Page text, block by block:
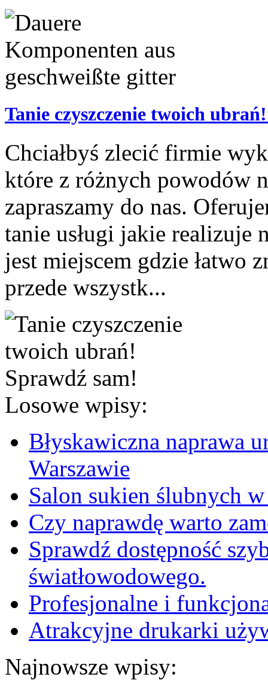
Tanie czyszczenie twoich
Chciałbyś zlecić firmie
które z różnych powodów
zapraszamy do nas.
tanie usługi jakie realizuje
jest miejscem gdzie łatwo
przede wszystk...
Losowe wpisy:
Błyskawiczna naprawa
Warszawie
Salon sukien ślubnych
Czy naprawdę warto
Sprawdź dostępność
światłowodowego.
Profesjonalne i
Atrakcyjne drukarki
Najnowsze wpisy: